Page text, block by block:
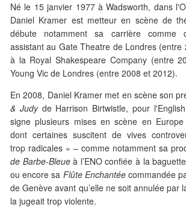
Né le 15 janvier 1977 à Wadsworth, dans
Daniel Kramer est metteur en scène de
débute notamment sa carrière comme
assistant au Gate Theatre de Londres (entre
à la Royal Shakespeare Company (entre
Young Vic de Londres (entre 2008 et 2012).
En 2008, Daniel Kramer met en scène son
& Judyde Harrison Birtwistle, pour
signe plusieurs mises en scène en
dont certaines suscitent de vives
trop radicales » – comme notamment sa
de Barbe-Bleueà l’ENO confiée à la
ou encore sa Flûte Enchantéecommandée
de Genève avant qu’elle ne soit annulée par
la jugeait trop violente.